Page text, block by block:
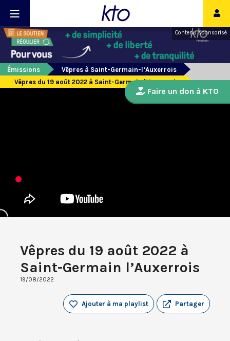
Contenu sponsorisé
Émissions
Vêpres à Saint-Germain-l’Auxerrois
Vêpres du 19 août 2022 à Saint-Germain l’Auxerrois
Vêpres du 19 août 2022 à
Saint-Germain l’Auxerrois
19/08/2022
Partager
Ajouter à ma playlist
Faire un don à KTO